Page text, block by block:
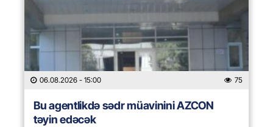
06.08.2026 - 15:00 75
Bu agentlikdə sədr müavinini AZCON
təyin edəcək